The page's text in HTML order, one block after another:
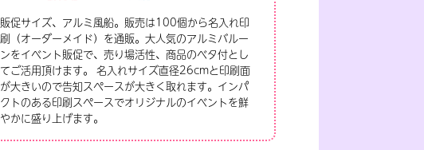
販促サイズ、アルミ風船。販売は100個から名入れ印
刷（オーダーメイド）を通販。大人気のアルミバルー
ンをイベント販促で、売り場活性、商品のベタ付とし
てご活用頂けます。 名入れサイズ直径26cmと印刷面
が大きいので告知スペースが大きく取れます。インパ
クトのある印刷スペースでオリジナルのイベントを鮮
やかに盛り上げます。